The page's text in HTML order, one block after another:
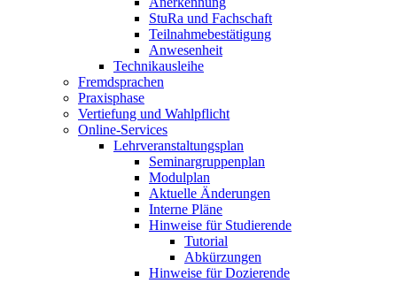
StuRa und Fachschaft
Teilnahmebestätigung
Anwesenheit
Technikausleihe
Fremdsprachen
Praxisphase
Vertiefung und Wahlpflicht
Online-Services
Lehrveranstaltungsplan
Seminargruppenplan
Modulplan
Aktuelle Änderungen
Interne Pläne
Hinweise für Studierende
Tutorial
Abkürzungen
Hinweise für Dozierende